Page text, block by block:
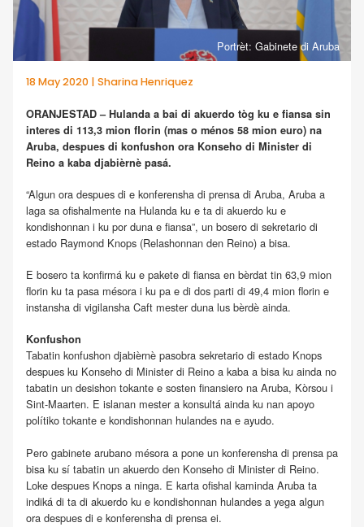
Portrèt: Gabinete di Aruba
18 May 2020 | Sharina Henriquez
ORANJESTAD – Hulanda a bai di akuerdo tòg ku e fiansa sin
interes di 113,3 mion florin (mas o ménos 58 mion euro) na
Aruba, despues di konfushon ora Konseho di Minister di
Reino a kaba djabièrnè pasá.
“Algun ora despues di e konferensha di prensa di Aruba, Aruba a
laga sa ofishalmente na Hulanda ku e ta di akuerdo ku e
kondishonnan i ku por duna e fiansa”, un bosero di sekretario di
estado Raymond Knops (Relashonnan den Reino) a bisa.
E bosero ta konfirmá ku e pakete di fiansa en bèrdat tin 63,9 mion
florin ku ta pasa mésora i ku pa e di dos parti di 49,4 mion florin e
instansha di vigilansha Caft mester duna lus bèrdè ainda.
Konfushon
Tabatin konfushon djabièrnè pasobra sekretario di estado Knops
despues ku Konseho di Minister di Reino a kaba a bisa ku ainda no
tabatin un desishon tokante e sosten finansiero na Aruba, Kòrsou i
Sint-Maarten. E islanan mester a konsultá ainda ku nan apoyo
polítiko tokante e kondishonnan hulandes na e ayudo.
Pero gabinete arubano mésora a pone un konferensha di prensa pa
bisa ku sí tabatin un akuerdo den Konseho di Minister di Reino.
Loke despues Knops a ninga. E karta ofishal kaminda Aruba ta
indiká di ta di akuerdo ku e kondishonnan hulandes a yega algun
ora despues di e konferensha di prensa ei.